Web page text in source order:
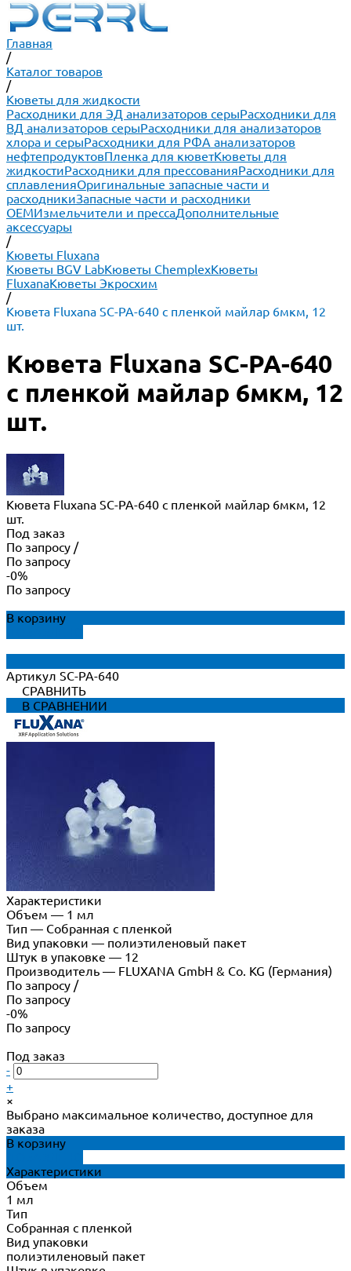
Главная
/
Каталог товаров
/
Кюветы для жидкости
Расходники для ЭД анализаторов серыРасходники для
ВД анализаторов серыРасходники для анализаторов
хлора и серыРасходники для РФА анализаторов
нефтепродуктовПленка для кюветКюветы для
жидкостиРасходники для прессованияРасходники для
сплавленияОригинальные запасные части и
расходникиЗапасные части и расходники
ОЕМИзмельчители и прессаДополнительные
аксессуары
/
Кюветы Fluxana
Кюветы BGV LabКюветы ChemplexКюветы
FluxanaКюветы Экросхим
/
Кювета Fluxana SC-PA-640 с пленкой майлар 6мкм, 12
шт.
Кювета Fluxana SC-PA-640
с пленкой майлар 6мкм, 12
шт.
Кювета Fluxana SC-PA-640 с пленкой майлар 6мкм, 12
шт.
Под заказ
По запросу /
По запросу
-0%
По запросу
В корзину
Артикул SC-PA-640
СРАВНИТЬ
В СРАВНЕНИИ
Характеристики
Объем — 1 мл
Тип — Собранная с пленкой
Вид упаковки — полиэтиленовый пакет
Штук в упаковке — 12
Производитель — FLUXANA GmbH & Co. KG (Германия)
По запросу /
По запросу
-0%
По запросу
Под заказ
-
+
×
Выбрано максимальное количество, доступное для
заказа
В корзину
Характеристики
Объем
1 мл
Тип
Собранная с пленкой
Вид упаковки
полиэтиленовый пакет